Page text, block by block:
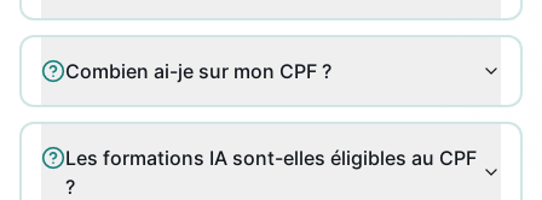
Combien ai-je sur mon CPF ?
Les formations IA sont-elles éligibles au CPF
?